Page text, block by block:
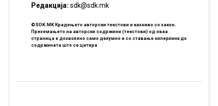
Редакцијa: sdk@sdk.mk
©SDK.MK Крадењето авторски текстови е казниво со закон.
Преземањето на авторски содржини (текстови) од оваа
страница е дозволено само делумно и со ставање хиперлинк до
содржината што се цитира